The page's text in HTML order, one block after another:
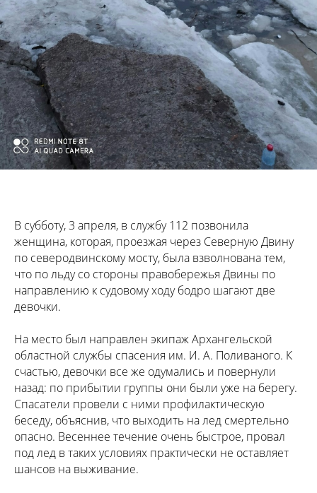
В субботу, 3 апреля, в службу 112 позвонила
женщина, которая, проезжая через Северную Двину
по северодвинскому мосту, была взволнована тем,
что по льду со стороны правобережья Двины по
направлению к судовому ходу бодро шагают две
девочки.
На место был направлен экипаж Архангельской
областной службы спасения им. И. А. Поливаного. К
счастью, девочки все же одумались и повернули
назад: по прибытии группы они были уже на берегу.
Спасатели провели с ними профилактическую
беседу, объяснив, что выходить на лед смертельно
опасно. Весеннее течение очень быстрое, провал
под лед в таких условиях практически не оставляет
шансов на выживание.